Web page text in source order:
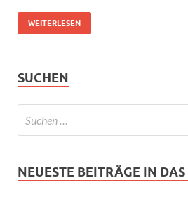
WEITERLESEN
SUCHEN
NEUESTE BEITRÄGE IN